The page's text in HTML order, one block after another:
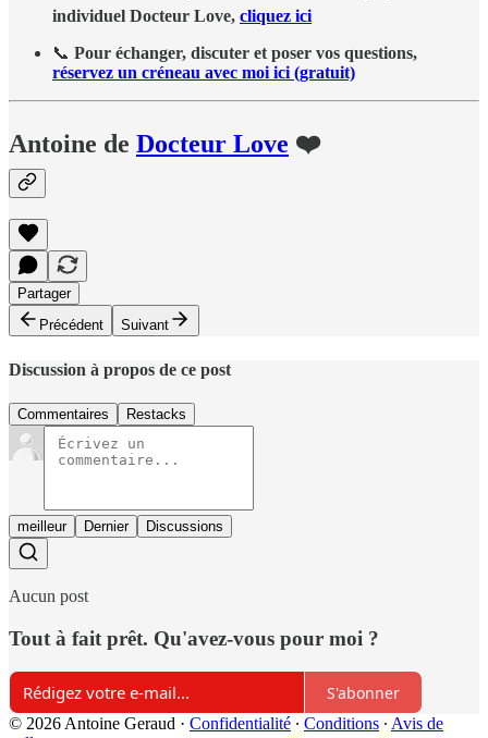
individuel Docteur Love, cliquez ici
📞 Pour échanger, discuter et poser vos questions,
réservez un créneau avec moi ici (gratuit)
Antoine de Docteur Love ❤️
Partager
Précédent
Suivant
Discussion à propos de ce post
Commentaires Restacks
meilleur Dernier Discussions
Aucun post
Tout à fait prêt. Qu'avez-vous pour moi ?
S'abonner
© 2026 Antoine Geraud · Confidentialité ∙ Conditions ∙ Avis de